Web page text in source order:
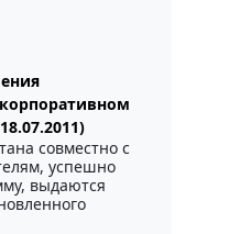
совместно с
успешно
выдаются